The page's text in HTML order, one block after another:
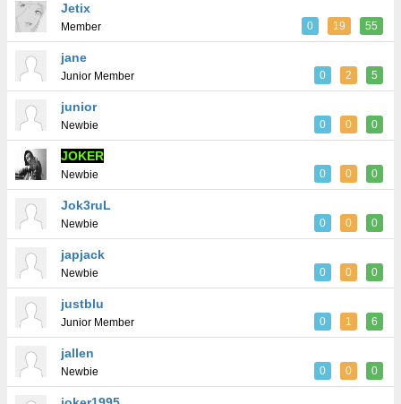
Jetix
Member 55
19
0
jane
Junior Member 5
2
0
junior
Newbie 0
0
0
JOKER
Newbie 0
0
0
Jok3ruL
Newbie 0
0
0
japjack
Newbie 0
0
0
justblu
Junior Member 6
1
0
jallen
Newbie 0
0
0